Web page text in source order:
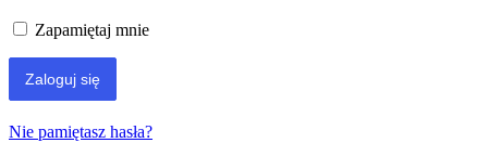
Zapamiętaj mnie
Nie pamiętasz hasła?